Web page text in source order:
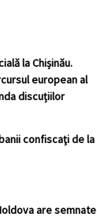
la Chișinău.
european al
discuțiilor
confiscaţi de la
are semnate